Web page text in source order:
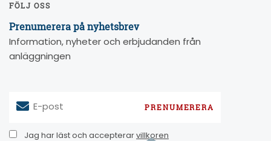
FÖLJ OSS
Prenumerera på nyhetsbrev
Information, nyheter och erbjudanden från
anläggningen
Jag har läst och accepterarvillkoren